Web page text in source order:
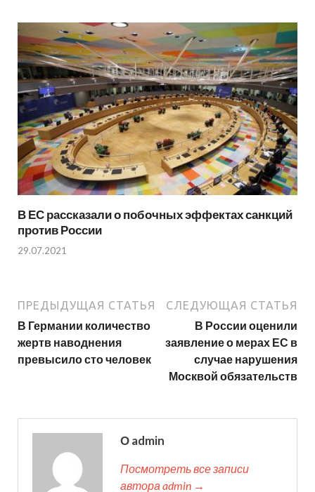
В ЕС рассказали о побочных эффектах санкций
против России
29.07.2021
ПРЕДЫДУЩАЯ СТАТЬЯ
В Германии количество
жертв наводнения
превысило сто человек
СЛЕДУЮЩАЯ СТАТЬЯ
В России оценили
заявление о мерах ЕС в
случае нарушения
Москвой обязательств
О admin
Посмотреть все записи
автора admin →